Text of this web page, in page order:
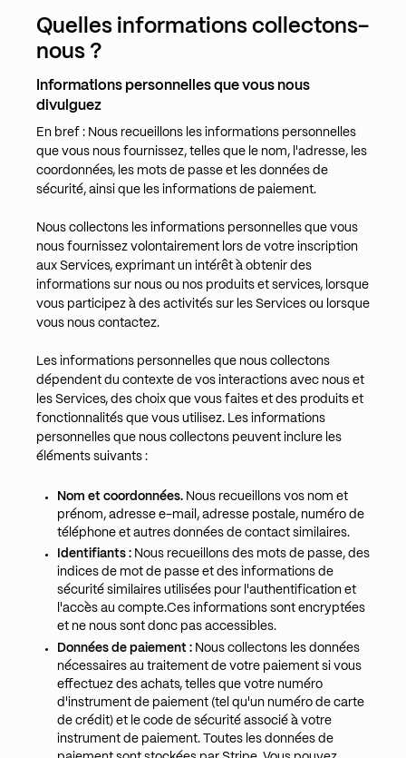
Quelles informations collectons-
nous ?
Informations personnelles que vous nous
divulguez
En bref : Nous recueillons les informations personnelles
que vous nous fournissez, telles que le nom, l'adresse, les
coordonnées, les mots de passe et les données de
sécurité, ainsi que les informations de paiement.
Nous collectons les informations personnelles que vous
nous fournissez volontairement lors de votre inscription
aux Services, exprimant un intérêt à obtenir des
informations sur nous ou nos produits et services, lorsque
vous participez à des activités sur les Services ou lorsque
vous nous contactez.
Les informations personnelles que nous collectons
dépendent du contexte de vos interactions avec nous et
les Services, des choix que vous faites et des produits et
fonctionnalités que vous utilisez. Les informations
personnelles que nous collectons peuvent inclure les
éléments suivants :
Nom et coordonnées. Nous recueillons vos nom et
prénom, adresse e-mail, adresse postale, numéro de
téléphone et autres données de contact similaires.
Identifiants : Nous recueillons des mots de passe, des
indices de mot de passe et des informations de
sécurité similaires utilisées pour l'authentification et
l'accès au compte.Ces informations sont encryptées
et ne nous sont donc pas accessibles.
Données de paiement : Nous collectons les données
nécessaires au traitement de votre paiement si vous
effectuez des achats, telles que votre numéro
d'instrument de paiement (tel qu'un numéro de carte
de crédit) et le code de sécurité associé à votre
instrument de paiement. Toutes les données de